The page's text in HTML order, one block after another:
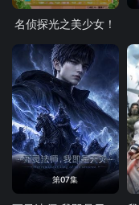
名侦探光之美少女！
第07集